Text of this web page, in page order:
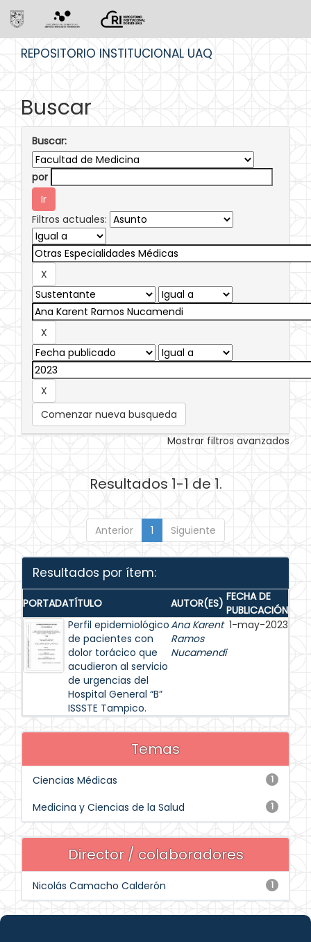
REPOSITORIO INSTITUCIONAL UAQ
Buscar
Buscar:
por
Filtros actuales:
Comenzar nueva busqueda
Mostrar filtros avanzados
Resultados 1-1 de 1.
Anterior 1 Siguiente
Resultados por ítem:
PORTADATÍTULO AUTOR(ES) FECHA DE
PUBLICACIÓN
Perfil epidemiológico
de pacientes con
dolor torácico que
acudieron al servicio
de urgencias del
Hospital General “B”
ISSSTE Tampico.
Ana Karent
Ramos
Nucamendi
1-may-2023
Temas
1
Ciencias Médicas
1
Medicina y Ciencias de la Salud
Director / colaboradores
1
Nicolás Camacho Calderón